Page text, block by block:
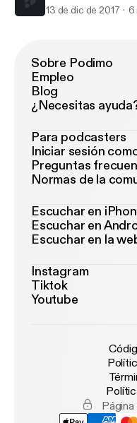
13 de dic de 2017 6
Sobre Podimo
Empleo
Blog
¿Necesitas
Para podcasters
Iniciar sesión
Preguntas
Normas de la
Escuchar en
Escuchar en
Escuchar en la
Instagram
Tiktok
Youtube